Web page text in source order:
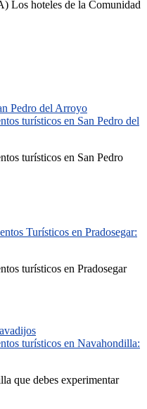
hoteles de la Comunidad
turísticos en San Pedro del
turísticos en San Pedro
Turísticos en Pradosegar:
turísticos en Pradosegar
turísticos en Navahondilla:
que debes experimentar